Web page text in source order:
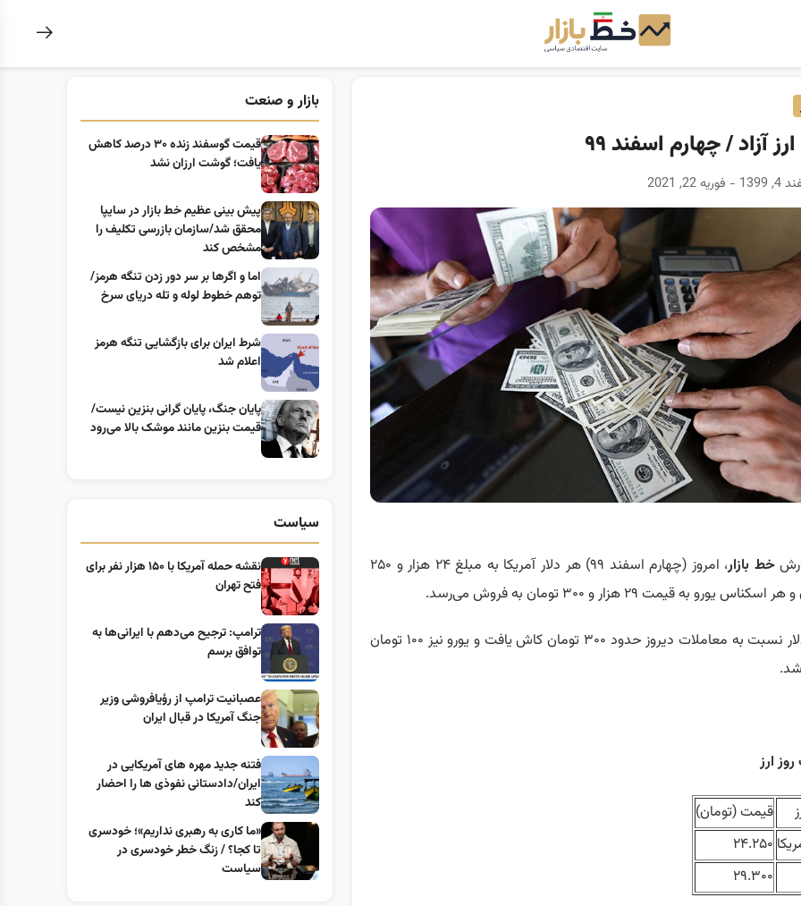
آزاد / چهارم اسفند ۹۹
22, 2021
خط بازار
، امروز (چهارم اسفند ۹۹) هر دلار آمریکا به مبلغ ۲۴ هزار و ۲۵۰
یورو به قیمت ۲۹ هزار و ۳۰۰ تومان به فروش می‌رسد.
نرخ دلار نسبت به معاملات دیروز حدود ۳۰۰ تومان کاش یافت و یورو نیز ۱۰۰ تومان
شد.
ارز
قیمت (تومان)
۲۴.۲۵۰
۲۹.۳۰۰
بازار و صنعت
قیمت گوسفند زنده ۳۰ درصد کاهش
یافت؛ گوشت ارزان نشد
پیش بینی عظیم خط بازار در سایپا
محقق شد/سازمان بازرسی تکلیف را
مشخص کند
اما و اگرها بر سر دور زدن تنگه هرمز/
توهم خطوط لوله و تله دریای سرخ
شرط ایران برای بازگشایی تنگه هرمز
اعلام شد
پایان جنگ، پایان گرانی بنزین نیست/
قیمت بنزین مانند موشک بالا می‌رود
سیاست
نقشه حمله آمریکا با ۱۵۰ هزار نفر برای
فتح تهران
ترامپ: ترجیح می‌دهم با ایرانی‌‌ها به
توافق برسم
عصبانیت ترامپ از رؤیافروشی وزیر
جنگ آمریکا در قبال ایران
فتنه جدید مهره های آمریکایی در
ایران/دادستانی نفوذی ها را احضار
کند
«ما کاری به رهبری نداریم»؛ خودسری
تا کجا؟ / زنگ خطر خودسری در
سیاست